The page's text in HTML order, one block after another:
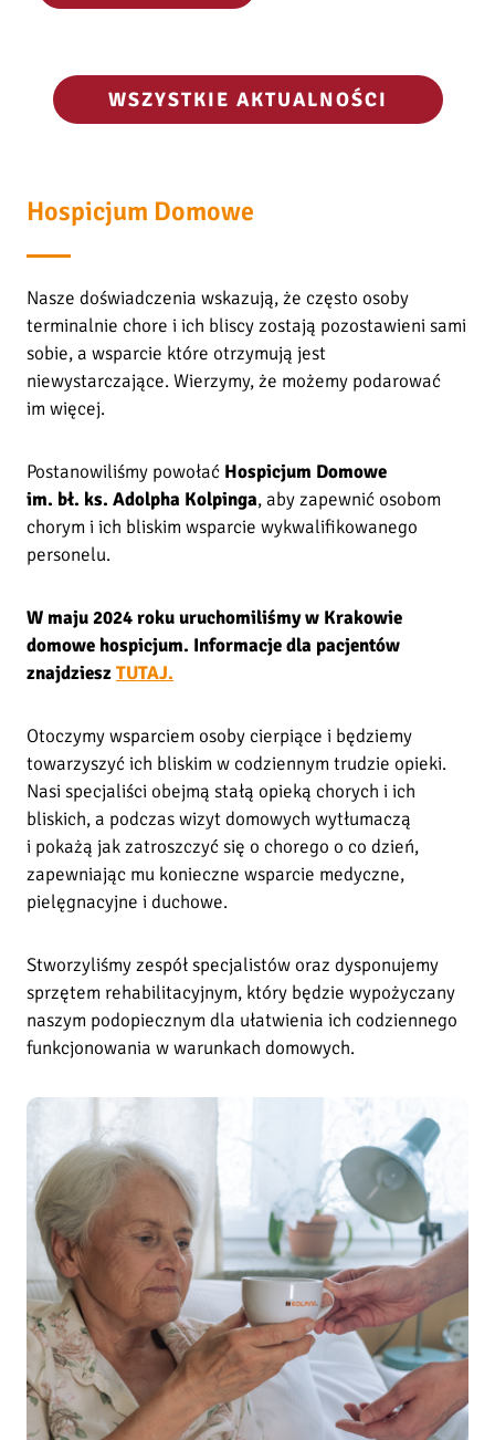
w
t
e
j
a
j
ą
o
b
s
t
e
w
e
s
p
r
z
j
H
o
s
D
o
m
o
w
e
i
m
WSZYSTKIE AKTUALNOŚCI
Hospicjum Domowe
Nasze doświadczenia wskazują, że często osoby
terminalnie chore i ich bliscy zostają pozostawieni sami
sobie, a wsparcie które otrzymują jest
niewystarczające. Wierzymy, że możemy podarować
im więcej.
Postanowiliśmy powołać Hospicjum Domowe
im. bł. ks. Adolpha Kolpinga, aby zapewnić osobom
chorym i ich bliskim wsparcie wykwalifikowanego
personelu.
W maju 2024 roku uruchomiliśmy w Krakowie
domowe hospicjum. Informacje dla pacjentów
znajdzieszTUTAJ.
Otoczymy wsparciem osoby cierpiące i będziemy
towarzyszyć ich bliskim w codziennym trudzie opieki.
Nasi specjaliści obejmą stałą opieką chorych i ich
bliskich, a podczas wizyt domowych wytłumaczą
i pokażą jak zatroszczyć się o chorego o co dzień,
zapewniając mu konieczne wsparcie medyczne,
pielęgnacyjne i duchowe.
Stworzyliśmy zespół specjalistów oraz dysponujemy
sprzętem rehabilitacyjnym, który będzie wypożyczany
naszym podopiecznym dla ułatwienia ich codziennego
funkcjonowania w warunkach domowych.